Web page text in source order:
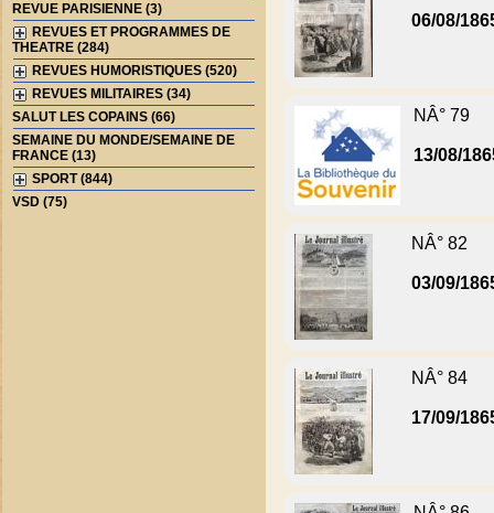
REVUE PARISIENNE (3)
REVUES ET PROGRAMMES DE
THEATRE (284)
REVUES HUMORISTIQUES (520)
REVUES MILITAIRES (34)
SALUT LES COPAINS (66)
SEMAINE DU MONDE/SEMAINE DE
FRANCE (13)
SPORT (844)
VSD (75)
06/08/
NÂ° 79
13/08/
NÂ° 82
03/09/
NÂ° 84
17/09/